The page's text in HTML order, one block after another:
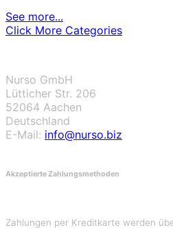
See more...
Click More Categories
Nurso GmbH
Lütticher Str. 206
52064 Aachen
Deutschland
E-Mail: info@nurso.biz
Akzeptierte Zahlungsmethoden
Zahlungen per Kreditkarte werden